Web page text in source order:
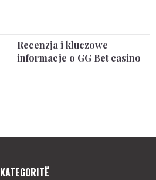
Recenzja i kluczowe
informacje o GG Bet casino
KATEGORITË